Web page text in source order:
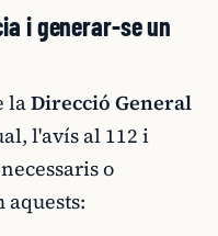
i generar-se un
laDirecció General
l'avís al 112 i
o
aquests: